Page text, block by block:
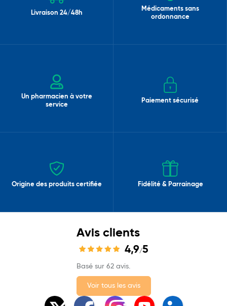
Livraison 24/48h
Médicaments sans
ordonnance
Un pharmacien à votre
service
Paiement sécurisé
Origine des produits certifiée Fidélité & Parrainage
Avis clients
4,9/5
Basé sur 62 avis.
Voir tous les avis